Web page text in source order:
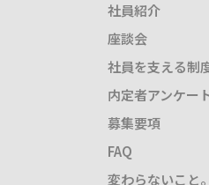
社員紹介
座談会
社員を支える制
内定者アンケー
募集要項
FAQ
変わらないこと